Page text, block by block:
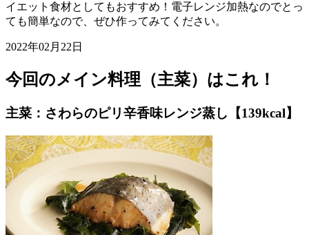
イエット食材としてもおすすめ！電子レンジ加熱なのでとっ
ても簡単なので、ぜひ作ってみてください。
2022年02月22日
今回のメイン料理（主菜）はこれ！
主菜：さわらのピリ辛香味レンジ蒸し【139kcal】